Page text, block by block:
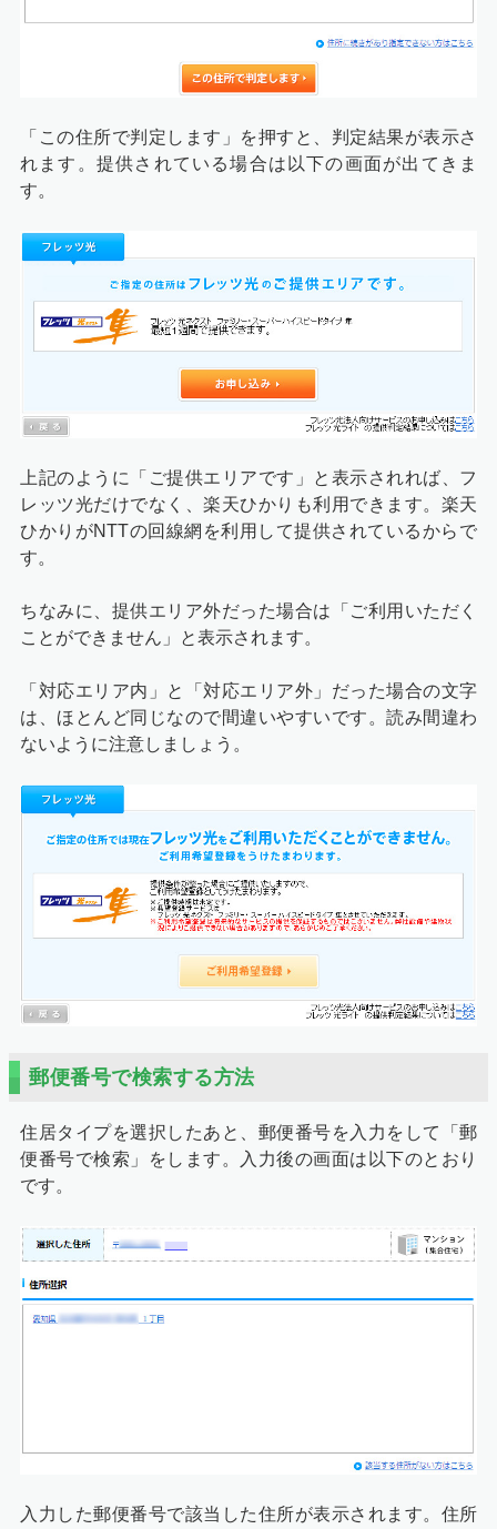
「この住所で判定します」を押すと、判定結果が表示さ
れます。提供されている場合は以下の画面が出てきま
す。
上記のように「ご提供エリアです」と表示されれば、フ
レッツ光だけでなく、楽天ひかりも利用できます。楽天
ひかりがNTTの回線網を利用して提供されているからで
す。
ちなみに、提供エリア外だった場合は「ご利用いただく
ことができません」と表示されます。
「対応エリア内」と「対応エリア外」だった場合の文字
は、ほとんど同じなので間違いやすいです。読み間違わ
ないように注意しましょう。
郵便番号で検索する方法
住居タイプを選択したあと、郵便番号を入力をして「郵
便番号で検索」をします。入力後の画面は以下のとおり
です。
入力した郵便番号で該当した住所が表示されます。住所